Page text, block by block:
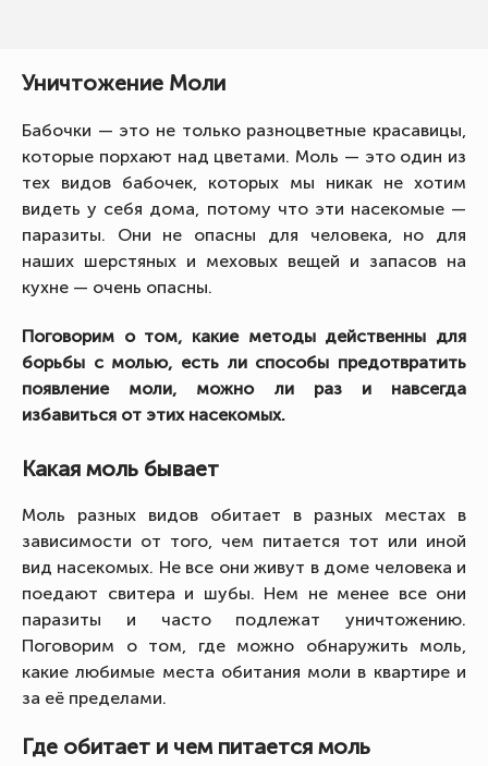
Уничтожение Моли
Бабочки — это не только разноцветные красавицы,
которые порхают над цветами. Моль — это один из
тех видов бабочек, которых мы никак не хотим
видеть у себя дома, потому что эти насекомые —
паразиты. Они не опасны для человека, но для
наших шерстяных и меховых вещей и запасов на
кухне — очень опасны.
Поговорим о том, какие методы действенны для
борьбы с молью, есть ли способы предотвратить
появление моли, можно ли раз и навсегда
избавиться от этих насекомых.
Какая моль бывает
Моль разных видов обитает в разных местах в
зависимости от того, чем питается тот или иной
вид насекомых. Не все они живут в доме человека и
поедают свитера и шубы. Нем не менее все они
паразиты и часто подлежат уничтожению.
Поговорим о том, где можно обнаружить моль,
какие любимые места обитания моли в квартире и
за её пределами.
Где обитает и чем питается моль